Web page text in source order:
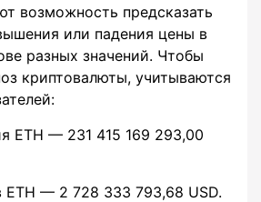
возможность предсказать
или падения цены в
разных значений. Чтобы
криптовалюты, учитываются
ETH — 231 415 169 293,00
ETH — 2 728 333 793,68 USD.